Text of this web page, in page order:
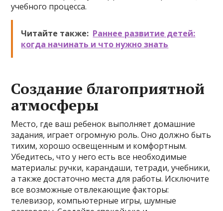
учебного процесса.
Читайте также: Раннее развитие детей:
когда начинать и что нужно знать
Создание благоприятной
атмосферы
Место, где ваш ребенок выполняет домашние
задания, играет огромную роль. Оно должно быть
тихим, хорошо освещенным и комфортным.
Убедитесь, что у него есть все необходимые
материалы: ручки, карандаши, тетради, учебники,
а также достаточно места для работы. Исключите
все возможные отвлекающие факторы:
телевизор, компьютерные игры, шумные